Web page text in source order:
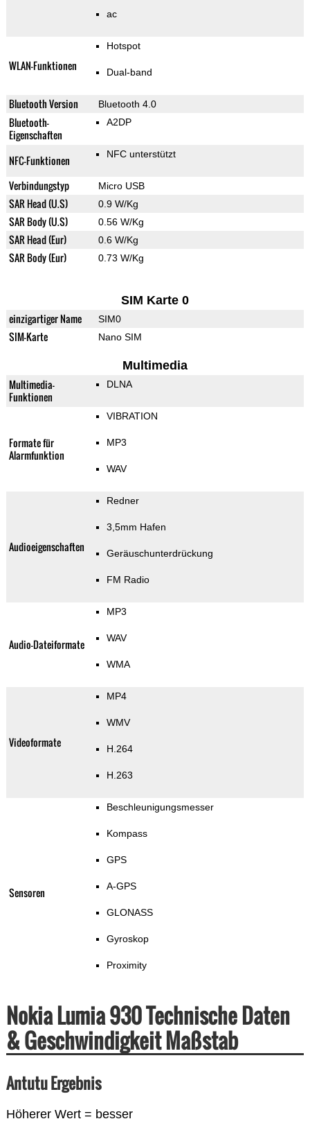
ac
WLAN-Funktionen
Hotspot
Dual-band
Bluetooth Version Bluetooth 4.0
Bluetooth-
Eigenschaften
A2DP
NFC-Funktionen NFC unterstützt
Verbindungstyp Micro USB
SAR Head (U.S) 0.9 W/Kg
SAR Body (U.S) 0.56 W/Kg
SAR Head (Eur) 0.6 W/Kg
SAR Body (Eur) 0.73 W/Kg
SIM Karte 0
einzigartiger Name SIM0
SIM-Karte Nano SIM
Multimedia
Multimedia-
Funktionen
DLNA
Formate für
Alarmfunktion
VIBRATION
MP3
WAV
Audioeigenschaften
Redner
3,5mm Hafen
Geräuschunterdrückung
FM Radio
Audio-Dateiformate
MP3
WAV
WMA
Videoformate
MP4
WMV
H.264
H.263
Sensoren
Beschleunigungsmesser
Kompass
GPS
A-GPS
GLONASS
Gyroskop
Proximity
Nokia Lumia 930 Technische Daten
& Geschwindigkeit Maßstab
Antutu Ergebnis
Höherer Wert = besser